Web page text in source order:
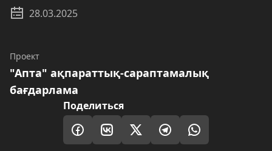
28.03.2025
Проект
"Апта" ақпараттық-сараптамалық
бағдарлама
Поделиться